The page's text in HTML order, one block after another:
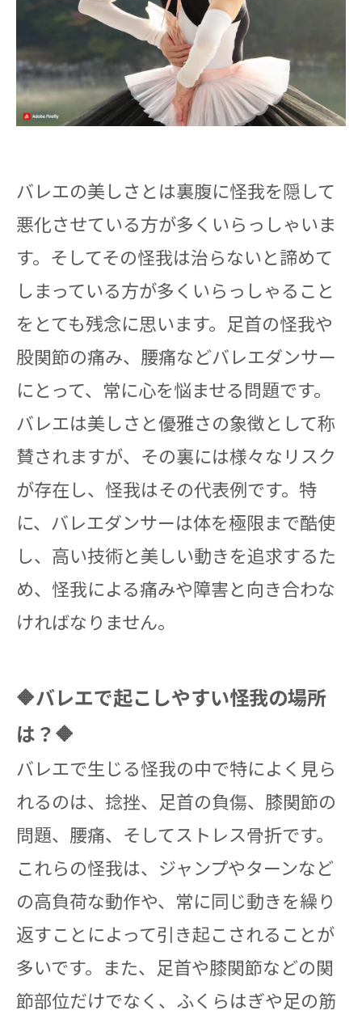
バレエの美しさとは裏腹に怪我を隠して
悪化させている方が多くいらっしゃいま
す。そしてその怪我は治らないと諦めて
しまっている方が多くいらっしゃること
をとても残念に思います。足首の怪我や
股関節の痛み、腰痛などバレエダンサー
にとって、常に心を悩ませる問題です。
バレエは美しさと優雅さの象徴として称
賛されますが、その裏には様々なリスク
が存在し、怪我はその代表例です。特
に、バレエダンサーは体を極限まで酷使
し、高い技術と美しい動きを追求するた
め、怪我による痛みや障害と向き合わな
ければなりません。
🔶バレエで起こしやすい怪我の場所
は？🔶
バレエで生じる怪我の中で特によく見ら
れるのは、捻挫、足首の負傷、膝関節の
問題、腰痛、そしてストレス骨折です。
これらの怪我は、ジャンプやターンなど
の高負荷な動作や、常に同じ動きを繰り
返すことによって引き起こされることが
多いです。また、足首や膝関節などの関
節部位だけでなく、ふくらはぎや足の筋